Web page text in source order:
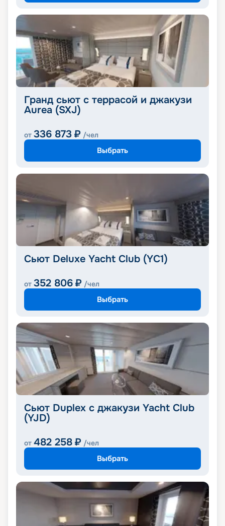
Гранд сьют с террасой и джакузи
Aurea (SXJ)
от 336 873 ₽ /чел
Выбрать
Сьют Deluxe Yacht Club (YC1)
от 352 806 ₽ /чел
Выбрать
Сьют Duplex с джакузи Yacht Club
(YJD)
от 482 258 ₽ /чел
Выбрать